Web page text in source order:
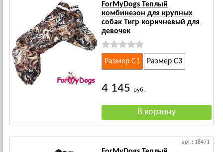
ForMyDogs Теплый
комбинезон для крупных
собак Тигр коричневый для
девочек
Размер C1 Размер C3
4 145 руб.
арт.: 18471